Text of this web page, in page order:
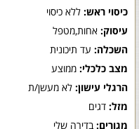
כיסוי ראש: ללא כיסוי
עיסוק: אחות,מטפל
השכלה: עד תיכונית
מצב כלכלי: ממוצע
הרגלי עישון: לא מעשן/ת
מזל: דגים
מגורים: בדירה שלי